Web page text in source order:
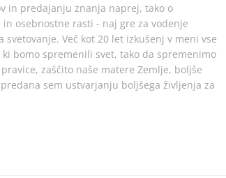
in predajanju znanja naprej, tako o
osebnostne rasti - naj gre za vodenje
Več kot 20 let izkušenj v meni vse
bomo spremenili svet, tako da spremenimo
zaščito naše matere Zemlje, boljše
sem ustvarjanju boljšega življenja za